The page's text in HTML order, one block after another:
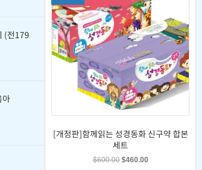
(전179
아
[개정판]함께읽는 성경동화 신구약 합본
세트
$600.00 Original
$460.00Current